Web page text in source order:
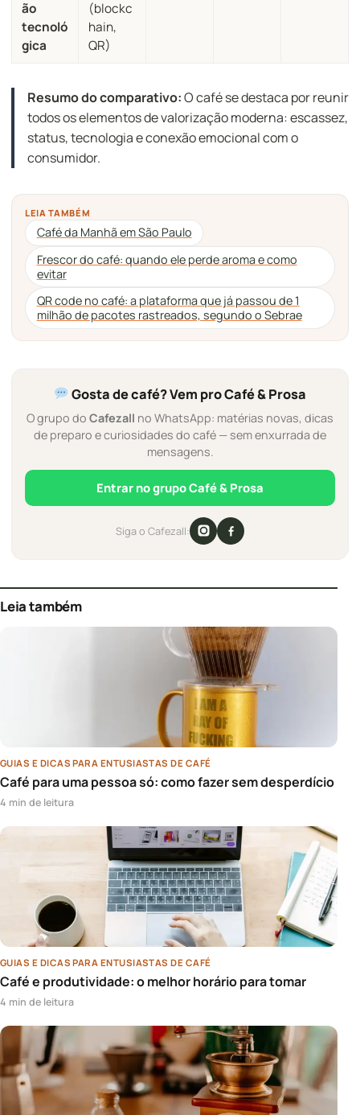
ão
tecnoló
gica
(blockc
hain,
QR)
Resumo do comparativo:O café se destaca por reunir
todos os elementos de valorização moderna: escassez,
status, tecnologia e conexão emocional com o
consumidor.
LEIA TAMBÉM
Café da Manhã em São Paulo
Frescor do café: quando ele perde aroma e como
evitar
QR code no café: a plataforma que já passou de 1
milhão de pacotes rastreados, segundo o Sebrae
Gosta de café? Vem pro Café & Prosa
O grupo do Cafezall no WhatsApp: matérias novas, dicas
de preparo e curiosidades do café — sem enxurrada de
mensagens.
Entrar no grupo Café & Prosa
Siga o Cafezall:
Leia também
GUIAS E DICAS PARA ENTUSIASTAS DE CAFÉ
Café para uma pessoa só: como fazer sem desperdício
4 min de leitura
GUIAS E DICAS PARA ENTUSIASTAS DE CAFÉ
Café e produtividade: o melhor horário para tomar
4 min de leitura